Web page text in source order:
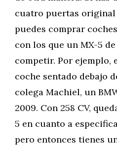
cuatro puertas original
puedes comprar
con los que un MX-5
competir. Por ejemplo,
coche sentado debajo
colega Machiel, un
2009. Con 258 CV,
5 en cuanto a
pero entonces tienes